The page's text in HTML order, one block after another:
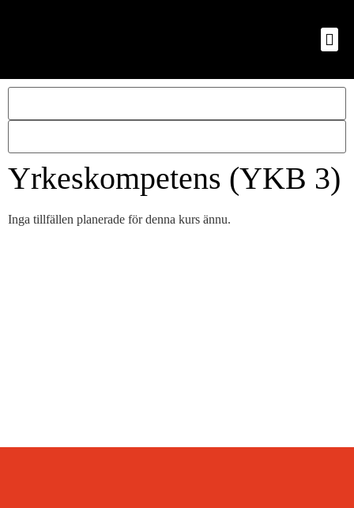
Yrkeskompetens (YKB 3)
Inga tillfällen planerade för denna kurs ännu.